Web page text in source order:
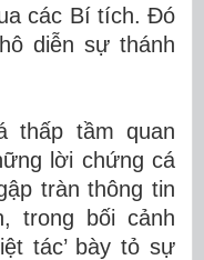
các Bí tích. Đó
diễn sự thánh
thấp tầm quan
lời chứng cá
tràn thông tin
trong bối cảnh
tác’ bày tỏ sự